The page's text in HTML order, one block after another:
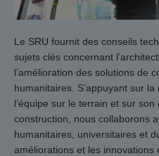
Le SRU fournit des conseils
sujets clés concernant
l’amélioration des solutions de
humanitaires. S’appuyant sur
l’équipe sur le terrain et sur
construction, nous collaborons
humanitaires, universitaires et
améliorations et les innovations